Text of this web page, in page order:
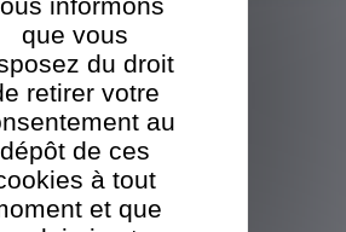
informons
que vous
du droit
retirer votre
au
dépôt de ces
à tout
et que
Pommeraye
de rénovation du passage Pommeraye se poursuit